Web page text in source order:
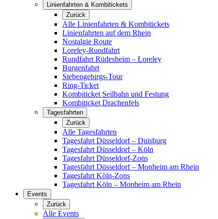
Linienfahrten & Kombitickets
Zurück
Alle Linienfahrten & Kombitickets
Linienfahrten auf dem Rhein
Nostalgie Route
Loreley-Rundfahrt
Rundfahrt Rüdesheim – Loreley
Burgenfahrt
Siebengebirgs-Tour
Ring-Ticket
Kombiticket Seilbahn und Festung
Kombiticket Drachenfels
Tagesfahrten
Zurück
Alle Tagesfahrten
Tagesfahrt Düsseldorf – Duisburg
Tagesfahrt Düsseldorf – Köln
Tagesfahrt Düsseldorf-Zons
Tagesfahrt Düsseldorf – Monheim am Rhein
Tagesfahrt Köln-Zons
Tagesfahrt Köln – Monheim am Rhein
Events
Zurück
Alle Events